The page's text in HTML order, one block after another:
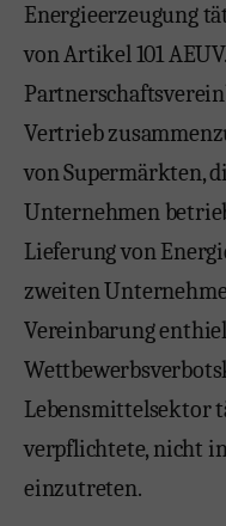
Energieerzeugung
von Artikel 101
Vertrieb
von Supermärkten,
Unternehmen
Lieferung von
zweiten
Vereinbarung
Lebensmittelsektor
verpflichtete, nicht
einzutreten.